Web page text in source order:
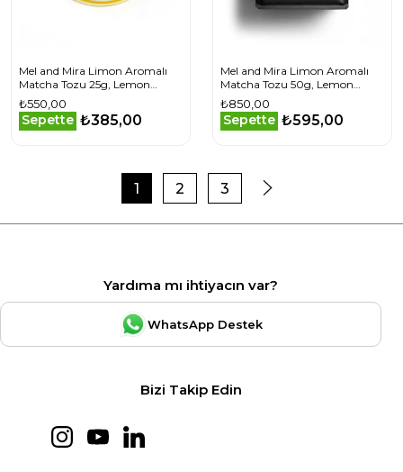
Mel and Mira Limon Aromalı
Matcha Tozu 25g, Lemon
Matcha Powder
₺550,00
Sepette ₺385,00
Mel and Mira Limon Aromalı
Matcha Tozu 50g, Lemon
Matcha Powder
₺850,00
Sepette ₺595,00
1 2 3
Yardıma mı ihtiyacın var?
WhatsApp Destek
Bizi Takip Edin